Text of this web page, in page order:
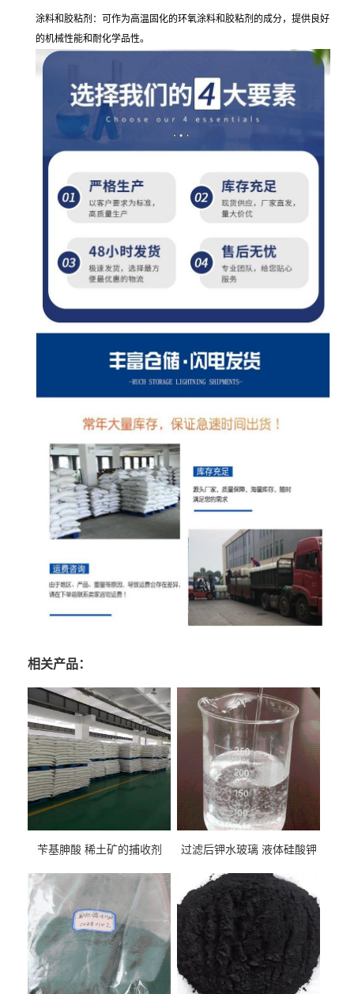
涂料和胶粘剂：可作为高温固化的环氧涂料和胶粘剂的成分，提供良好
的机械性能和耐化学品性。
相关产品：
苄基胂酸 稀土矿的捕收剂 过滤后钾水玻璃 液体硅酸钾